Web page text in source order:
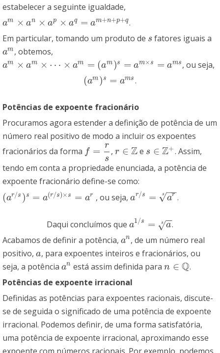
estabelecer a seguinte igualdade,
am × an × ap × aq = am+n+p+q
am an×a p× aq= am+n +p +q
.
Em particular, tomando um produto de s
sfatores iguais a
am
am, obtemos,
am × am × ⋯ × am = (am )s = am×s = ams
am am×⋯ ×am = am)s= am ×s=am s , ou seja,
(am )s = ams
(am)s= am s .
Potências de expoente fracionário
Procuramos agora estender a definição de potência de um
número real positivo de modo a incluir os expoentes
fracionários da forma f =
r
s
f= rs ,r ∈ Z
r∈Z e s ∈ Z+
s∈Z +
. Assim,
tendo em conta a propriedade enunciada, a potência de
expoente fracionário define-se como:
(ar/s )s = a(r/s)×s = ar
(ar/s) s= a(r /s)×s=ar , ou seja,ar/s = ar
−−
√
s
ar/s =ar s .
Daqui concluímos que a1/s = a
−
−
√
s
a1/s =as
.
Acabamos de definir a potência, an
an, de um número real
positivo, a
a, para expoentes inteiros e fracionários, ou
seja, a potência an
an está assim definida paran ∈ Q
n∈Q
.
Potências de expoente irracional
Definidas as potências para expoentes racionais, discute-
se de seguida o significado de uma potência de expoente
irracional. Podemos definir, de uma forma satisfatória,
uma potência de expoente irracional, aproximando esse
expoente com números racionais. Por exemplo, podemos